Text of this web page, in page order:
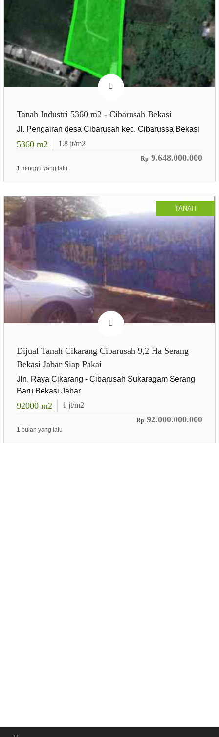
Tanah Industri 5360 m2 - Cibarusah Bekasi
Jl. Pengairan desa Cibarusah kec. Cibarussa Bekasi
5360 m2 1.8 jt/m2
Rp 9.648.000.000
1 minggu yang lalu
TANAH
Dijual Tanah Cikarang Cibarusah 9,2 Ha Serang
Bekasi Jabar Siap Pakai
Jln, Raya Cikarang - Cibarusah Sukaragam Serang
Baru Bekasi Jabar
92000 m2 1 jt/m2
Rp 92.000.000.000
1 bulan yang lalu